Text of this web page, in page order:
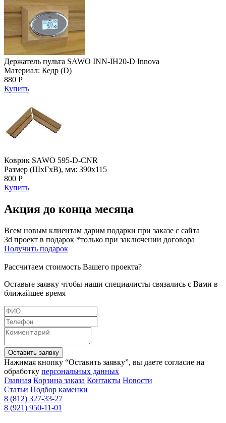
Держатель пульта SAWO INN-IH20-D Innova
Материал: Кедр (D)
880 Р
Купить
Коврик SAWO 595-D-CNR
Размер (ШхГхВ), мм: 390х115
800 Р
Купить
Акция до конца месяца
Всем новым клиентам дарим подарки при заказе с сайта
3d проект в подарок *только при заключении договора
Получить подарок
Рассчитаем стоимость Вашего проекта?
Оставьте заявку чтобы наши специалисты связались с Вами в
ближайшее время
Оставить заявку
Нажимая кнопку “Оставить заявку”, вы даете согласие на
обработку персональных данных
Главная Корзина заказа Контакты Новости
Статьи Подбор каменки
8 (812) 327-33-27
8 (921) 950-11-01